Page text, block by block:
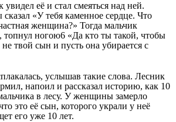
её и стал смеяться над ней.
«У тебя каменное сердце. Что
женщина?» Тогда мальчик
топнул ногою6 «Да кто ты такой, чтобы
твой сын и пусть она убирается с
услышав такие слова. Лесник
напоил и рассказал историю, как 10
в лесу. У женщины замерло
это её сын, которого украли у неё
его уже 10 лет.